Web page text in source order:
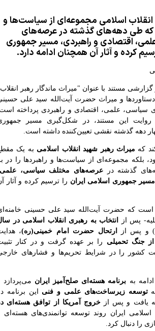
برای لغو مجوز استفاده آمریکا از پایگاه‌های بریتانیا
چارچوب کلی تفاهم با عمان مشخص شده است
اسلامی مجموعه‌ای از سیاست‌ها و
دهه‌های گذشته در عرصه‌های
و راهبردی، مسیر جمهوری
و آثار آن همچنان ادامه دارد.
مستند با عنوان "میراث ماندگار رهبر انقلاب"
و میراث حضرت آیت‌الله سید علی حسینی
علمی، اقتصادی و راهبردی پرداخته است؛
این مستند، در شکل‌گیری مسیر جمهوری
گذشته نقشی تعیین‌کننده داشته است.
میراث رهبر شهید انقلاب اسلامیبه یک مقطع
مجموعه‌ای از سیاست‌ها و راهبردها را در بر
درعرصه‌های مختلف سیاسی، علمی،
اسلامی ایران را ترسیم کرده و آثار آن
حضرت آیت‌الله سید علی حسینی خامنه‌ای
ازانتخاب به رهبری انقلاب اسلامی در سال
ارتحال حضرت امام خمینی(ره)، هدایت
تحمیلیرا بر عهده گرفت و در کنار تثبیت
را در شرایط تحریم‌ها و فشارهای خارجی
بهبرنامه هسته‌ای صلح‌آمیز ایران
می‌پردازد و
زیرساخت‌های علمی و فنیاین برنامه در
و پس ازخروج آمریکا از توافق هسته‌ای در
ایران روند توسعه توانمندی‌های هسته‌ای و
کرد.